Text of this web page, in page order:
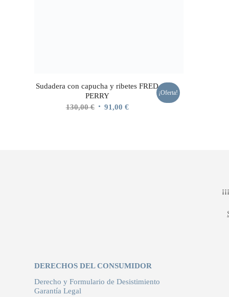
Sudadera con capucha y ribetes FRED
PERRY
130,00€ El 91,00 €El
¡Oferta!
DERECHOS DEL CONSUMIDOR
Derecho y Formulario de Desistimiento
Garantía Legal